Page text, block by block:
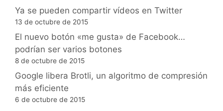
Ya se pueden compartir vídeos en Twitter
13 de octubre de 2015
El nuevo botón «me gusta» de Facebook…
podrían ser varios botones
8 de octubre de 2015
Google libera Brotli, un algoritmo de compresión
más eficiente
6 de octubre de 2015